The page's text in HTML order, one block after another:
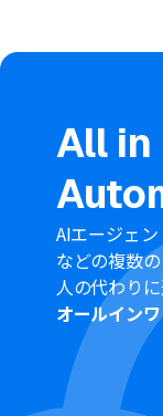
■注意事項
間隔を選択
プランによ
ください。
Salesforceは
となってお
合は設定し
タコネクト
ミニプラン
ランは、2週
無料トライ
ができます。
All in
AIエージェ
などの複数
人の代わり
オールイン